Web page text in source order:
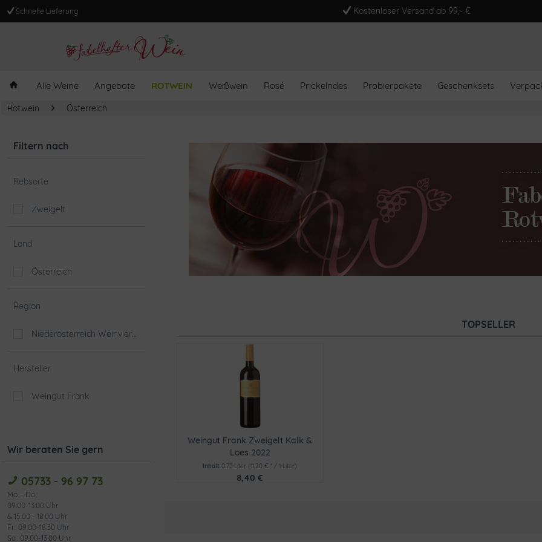
Schnelle Lieferung Kostenloser Versand ab 99,- €
Alle Weine Angebote ROTWEIN Weißwein Rosé Prickelndes Probierpakete Geschenksets
Rotwein Österreich
Filtern nach
Rebsorte
Zweigelt
Land
Österreich
Region
Niederösterreich Weinviertel
Hersteller
Weingut Frank
Wir beraten Sie gern
05733 - 96 97 73
Mo. - Do.:
09:00-13:00 Uhr
& 15:00 - 18:00 Uhr
Fr.: 09:00-18:30 Uhr
Sa.: 09:00-13:00 Uhr
TOPSELLER
Weingut Frank Zweigelt Kalk &
Loes 2022
Inhalt 0.75 Liter (11,20 € * / 1 Liter)
8,40 €